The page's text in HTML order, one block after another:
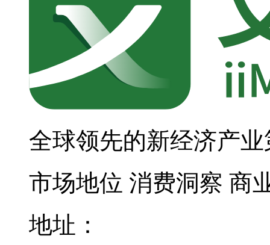
全球领先的新经济产
市场地位 消费洞察 商
地址：